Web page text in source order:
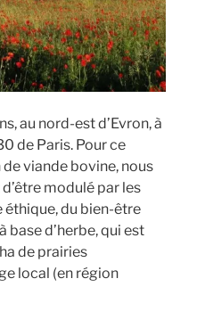
au nord-est d’Evron, à
de Paris. Pour ce
viande bovine, nous
modulé par les
éthique, du bien-être
base d’herbe, qui est
de prairies
local (en région